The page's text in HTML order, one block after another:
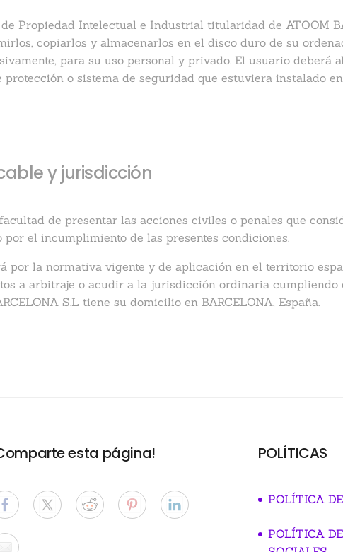
Propiedad Intelectual e Industrial titularidad de ATOOM
copiarlos y almacenarlos en el disco duro de su
para su uso personal y privado. El usuario deberá
o sistema de seguridad que estuviera instalado
y jurisdicción
de presentar las acciones civiles o penales que
el incumplimiento de las presentes condiciones.
por la normativa vigente y de aplicación en el territorio
a arbitraje o acudir a la jurisdicción ordinaria cumpliendo
S.L tiene su domicilio en BARCELONA, España.
esta página! POLÍTICAS
POLÍTICA
POLÍTICA